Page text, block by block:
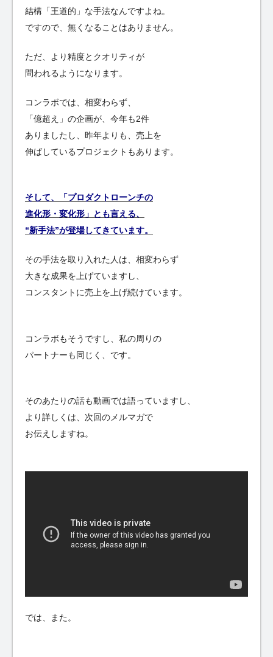
結構「王道的」な手法なんですよね。
ですので、無くなることはありません。
ただ、より精度とクオリティが
問われるようになります。
コンラボでは、相変わらず、
「億超え」の企画が、今年も2件
ありましたし、昨年よりも、売上を
伸ばしているプロジェクトもあります。
そして、「プロダクトローンチの
進化形・変化形」とも言える、
“新手法”が登場してきています。
その手法を取り入れた人は、相変わらず
大きな成果を上げていますし、
コンスタントに売上を上げ続けています。
コンラボもそうですし、私の周りの
パートナーも同じく、です。
そのあたりの話も動画では語っていますし、
より詳しくは、次回のメルマガで
お伝えしますね。
では、また。